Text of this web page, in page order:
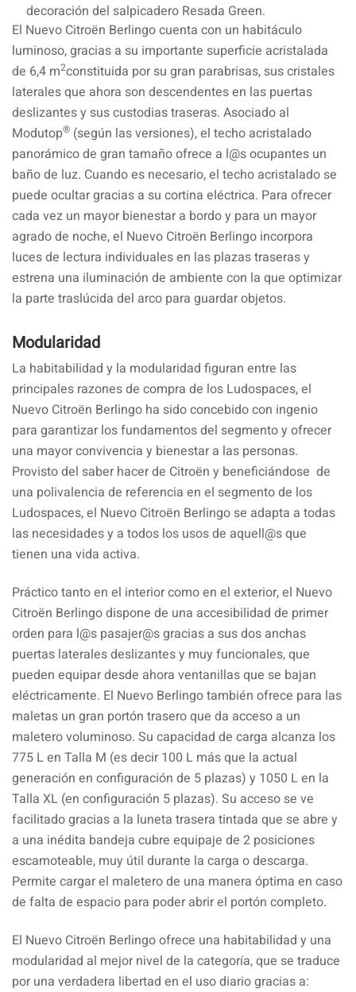
decoración del salpicadero Resada Green.
El Nuevo Citroën Berlingo cuenta con un habitáculo
luminoso, gracias a su importante superficie acristalada
de 6,4 m2constituida por su gran parabrisas, sus cristales
laterales que ahora son descendentes en las puertas
deslizantes y sus custodias traseras. Asociado al
Modutop® (según las versiones), el techo acristalado
panorámico de gran tamaño ofrece a l@s ocupantes un
baño de luz. Cuando es necesario, el techo acristalado se
puede ocultar gracias a su cortina eléctrica. Para ofrecer
cada vez un mayor bienestar a bordo y para un mayor
agrado de noche, el Nuevo Citroën Berlingo incorpora
luces de lectura individuales en las plazas traseras y
estrena una iluminación de ambiente con la que optimizar
la parte traslúcida del arco para guardar objetos.
Modularidad
La habitabilidad y la modularidad figuran entre las
principales razones de compra de los Ludospaces, el
Nuevo Citroën Berlingo ha sido concebido con ingenio
para garantizar los fundamentos del segmento y ofrecer
una mayor convivencia y bienestar a las personas.
Provisto del saber hacer de Citroën y beneficiándose de
una polivalencia de referencia en el segmento de los
Ludospaces, el Nuevo Citroën Berlingo se adapta a todas
las necesidades y a todos los usos de aquell@s que
tienen una vida activa.
Práctico tanto en el interior como en el exterior, el Nuevo
Citroën Berlingo dispone de una accesibilidad de primer
orden para l@s pasajer@s gracias a sus dos anchas
puertas laterales deslizantes y muy funcionales, que
pueden equipar desde ahora ventanillas que se bajan
eléctricamente. El Nuevo Berlingo también ofrece para las
maletas un gran portón trasero que da acceso a un
maletero voluminoso. Su capacidad de carga alcanza los
775 L en Talla M (es decir 100 L más que la actual
generación en configuración de 5 plazas) y 1050 L en la
Talla XL (en configuración 5 plazas). Su acceso se ve
facilitado gracias a la luneta trasera tintada que se abre y
a una inédita bandeja cubre equipaje de 2 posiciones
escamoteable, muy útil durante la carga o descarga.
Permite cargar el maletero de una manera óptima en caso
de falta de espacio para poder abrir el portón completo.
El Nuevo Citroën Berlingo ofrece una habitabilidad y una
modularidad al mejor nivel de la categoría, que se traduce
por una verdadera libertad en el uso diario gracias a: